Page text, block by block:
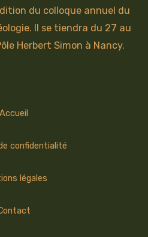
du colloque annuel du
Il se tiendra du 27 au
Herbert Simon à Nancy.
Accueil
confidentialité
légales